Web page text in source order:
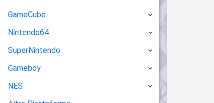
GameCube
Nintendo64
SuperNintendo
Gameboy
NES